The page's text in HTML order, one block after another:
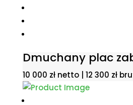
Dmuchany plac
10 000 zł netto | 12 300 zł